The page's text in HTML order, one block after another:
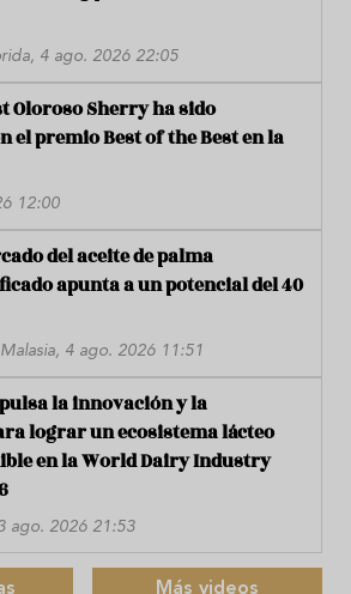
4 ago. 2026 22:05
Oloroso Sherry ha sido
el premio Best of the Best en la
12:00
del aceite de palma
apunta a un potencial del 40
4 ago. 2026 11:51
la innovación y la
lograr un ecosistema lácteo
en la World Dairy Industry
ago. 2026 21:53
Más videos